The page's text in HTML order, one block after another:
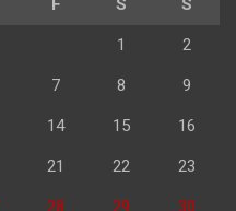
F S S
1 2
7 8 9
14 15 16
21 22 23